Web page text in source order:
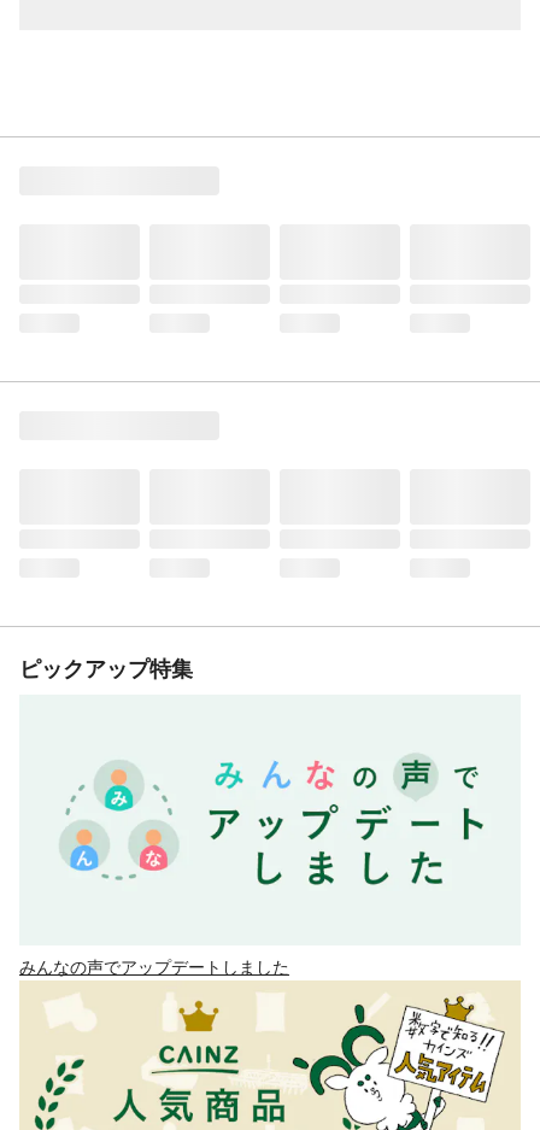
ピックアップ特集
みんなの声でアップデートしました